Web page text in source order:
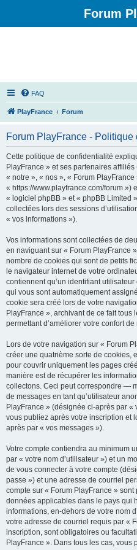
Forum
FAQ
PlayFrance Forum
Forum PlayFrance -
Cette politique de confidentialité
PlayFrance » et ses partenaires
« notre », « nos », « Forum PlayFrance
« https://www.playfrance.com/forum »)
« logiciel phpBB » et « phpBB Limited
collectées lors des sessions
« vos informations »).
Vos informations sont collectées de
en naviguant sur « Forum PlayFrance
nombre de cookies qui sont de petits
le navigateur internet de votre
contiennent qu’un identifiant
qui vous sont automatiquement
cookie sera créé lors de votre
PlayFrance », archivant de ce fait
permettant d’améliorer votre confort
Lors de votre navigation sur « Forum
créer une quatrième sorte de cookies,
pour couvrir uniquement les pages
manière est de récupérer les
collectons. Ceci peut correspondre —
de messages en tant qu’utilisateur
PlayFrance » (désignée ci-après par
vous publiez après votre inscription et
après par « vos messages »).
Votre compte contiendra au minimum
par « votre nom d’utilisateur ») et un
de vous connecter à votre compte
passe ») et une adresse de courriel
compte sur « Forum PlayFrance »
données applicables dans le pays qui
informations, en-dehors de votre nom
votre adresse de courriel requis par «
inscription, sont obligatoires ou
PlayFrance ». Dans tous les cas,